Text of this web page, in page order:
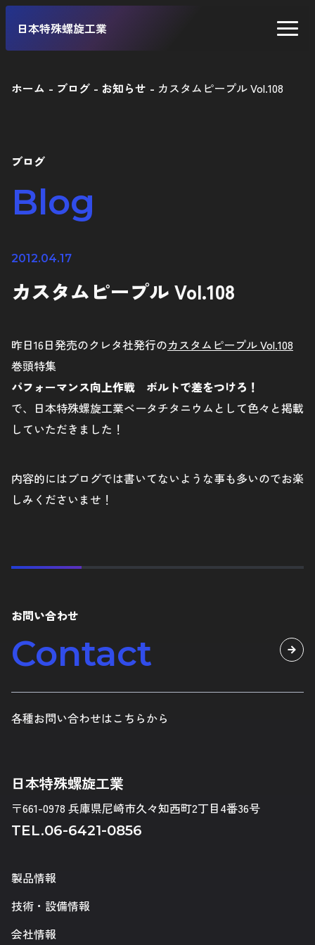
日本特殊螺旋工業
工業製品
ホーム ブログ お知らせ カスタムピープル Vol.108
ブログ
Blog
2012.04.17
カスタムピープル Vol.108
昨日16日発売のクレタ社発行のカスタムピープル Vol.108
巻頭特集
パフォーマンス向上作戦 ボルトで差をつけろ！
で、日本特殊螺旋工業ベータチタニウムとして色々と掲載
していただきました！
内容的にはブログでは書いてないような事も多いのでお楽
しみくださいませ！
お問い合わせ
Contact
各種お問い合わせはこちらから
日本特殊螺旋工業
〒661-0978 兵庫県尼崎市久々知西町2丁目4番36号
TEL.06-6421-0856
製品情報
技術・設備情報
会社情報